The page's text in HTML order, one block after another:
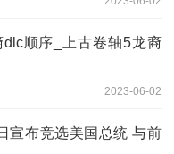
dlc顺序_上古卷轴5龙裔
2023-06-02
宣布竞选美国总统 与前